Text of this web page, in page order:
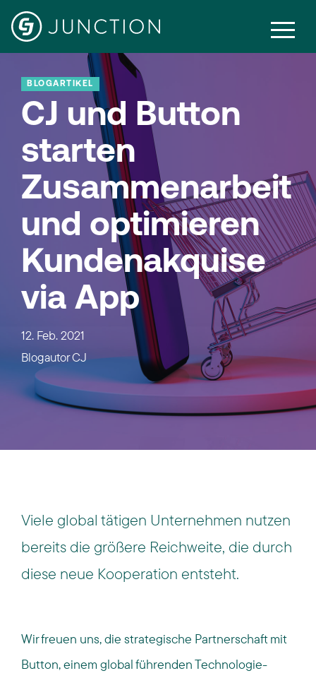
BLOGARTIKEL
CJ und Button
starten
Zusammenarbeit
und optimieren
Kundenakquise
via App
12. Feb. 2021
BlogautorCJ
Viele global tätigen Unternehmen nutzen
bereits die größere Reichweite, die durch
diese neue Kooperation entsteht.
Wir freuen uns, die strategische Partnerschaft mit
Button, einem global führenden Technologie-